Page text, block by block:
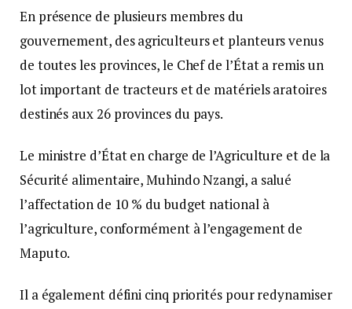
En présence de plusieurs membres du
gouvernement, des agriculteurs et planteurs venus
de toutes les provinces, le Chef de l’État a remis un
lot important de tracteurs et de matériels aratoires
destinés aux 26 provinces du pays.
Le ministre d’État en charge de l’Agriculture et de la
Sécurité alimentaire, Muhindo Nzangi, a salué
l’affectation de 10 % du budget national à
l’agriculture, conformément à l’engagement de
Maputo.
Il a également défini cinq priorités pour redynamiser